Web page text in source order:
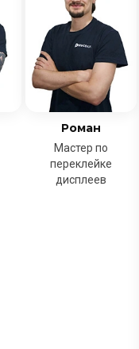
Роман
Мастер по
переклейке
дисплеев